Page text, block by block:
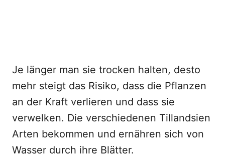
Je länger man sie trocken halten, desto
mehr steigt das Risiko, dass die Pflanzen
an der Kraft verlieren und dass sie
verwelken. Die verschiedenen Tillandsien
Arten bekommen und ernähren sich von
Wasser durch ihre Blätter.